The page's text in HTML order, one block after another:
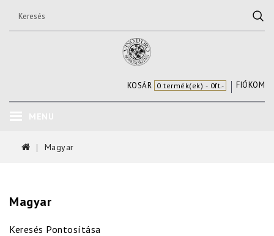
FIÓKOM
KOSÁR 0 termék(ek) - 0ft.-
Magyar
Magyar
Keresés Pontosítása